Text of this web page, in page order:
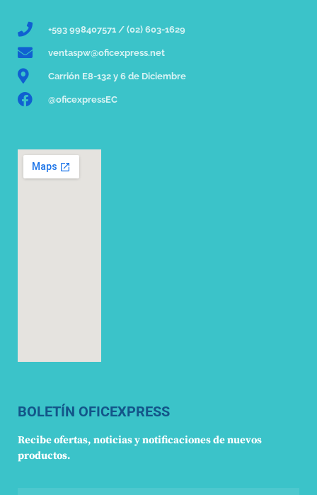
+593 998407571 / (02) 603-1629
ventaspw@oficexpress.net
Carrión E8-132 y 6 de Diciembre
@oficexpressEC
BOLETÍN OFICEXPRESS
Recibe ofertas, noticias y notificaciones de nuevos
productos.